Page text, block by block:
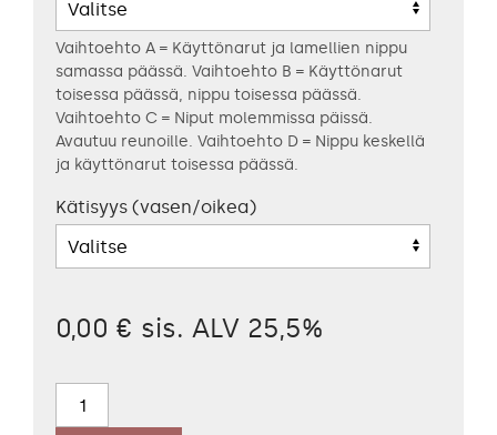
Vaihtoehto A = Käyttönarut ja lamellien nippu
samassa päässä. Vaihtoehto B = Käyttönarut
toisessa päässä, nippu toisessa päässä.
Vaihtoehto C = Niput molemmissa päissä.
Avautuu reunoille. Vaihtoehto D = Nippu keskellä
ja käyttönarut toisessa päässä.
Kätisyys (vasen/oikea)
0,00 € sis. ALV 25,5%
Pystylamelliverho
–